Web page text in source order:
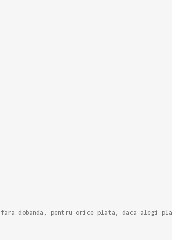
fara dobanda, pentru orice plata, daca alegi